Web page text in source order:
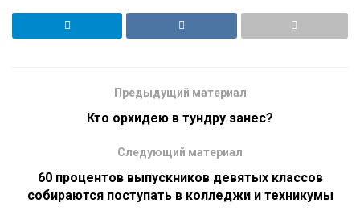
Предыдущий материал
Кто орхидею в тундру занес?
Следующий материал
60 процентов выпускников девятых классов
собираются поступать в колледжи и техникумы